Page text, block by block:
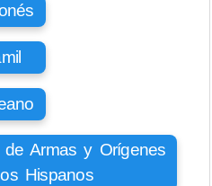
Armas y Orígenes
Hispanos